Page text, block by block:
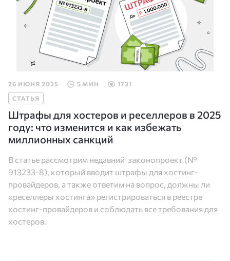
26 ИЮНЯ 2025 5 МИН
1731
СТАТЬЯ
Штрафы для хостеров и реселлеров в 2025
году: что изменится и как избежать
миллионных санкций
В статье рассмотрим недавний законопроект (№
913233-8), который вводит штрафы для хостинг-
провайдеров, а также ответим на вопрос, должны ли
«реселлеры хостинга» регистрироваться в реестре
хостинг-провайдеров и соблюдать все требования для
хостеров.